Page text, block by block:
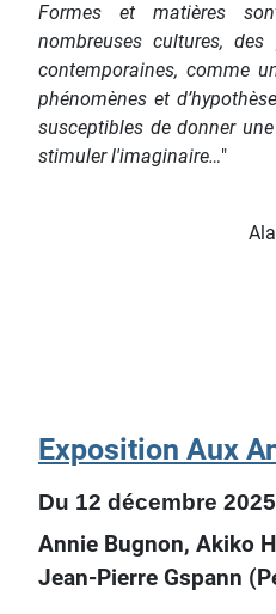
Formes et matières
nombreuses cultures,
contemporaines, comme
phénomènes et
susceptibles de donner
stimuler l'imaginaire…"
Exposition Aux
Du 12 décembre
Annie Bugnon, Akiko
Jean-Pierre Gspann